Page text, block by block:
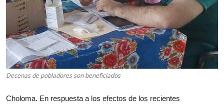
Decenas de pobladores son beneficiados
Choloma. En respuesta a los efectos de los recientes